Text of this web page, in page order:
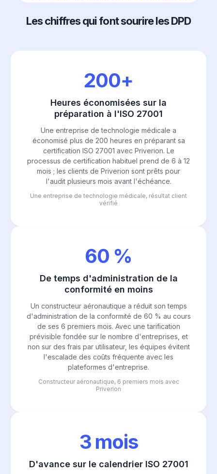
Les chiffres qui font sourire les DPD
200+
Heures économisées sur la
préparation à l'ISO 27001
Une entreprise de technologie médicale a
économisé plus de 200 heures en préparant sa
certification ISO 27001 avec Priverion. Le
processus de certification habituel prend de 6 à 12
mois ; les clients de Priverion sont prêts pour
l'audit plusieurs mois avant l'échéance.
Une entreprise de technologie médicale, résultat client
vérifié
60 %
De temps d'administration de la
conformité en moins
Un constructeur aéronautique a réduit son temps
d'administration de la conformité de 60 % au cours
de ses 6 premiers mois. Avec une tarification
prévisible fondée sur le nombre d'entreprises, et
non sur des frais par utilisateur, les équipes évitent
l'escalade des coûts fréquente avec les
plateformes d'entreprise.
Constructeur aéronautique, 6 premiers mois avec
Priverion
3 mois
D'avance sur le calendrier ISO 27001